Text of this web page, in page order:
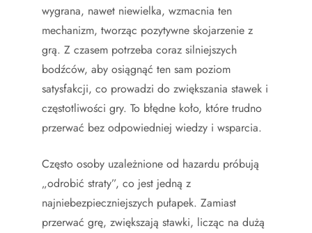
wygrana, nawet niewielka, wzmacnia ten
mechanizm, tworząc pozytywne skojarzenie z
grą. Z czasem potrzeba coraz silniejszych
bodźców, aby osiągnąć ten sam poziom
satysfakcji, co prowadzi do zwiększania stawek i
częstotliwości gry. To błędne koło, które trudno
przerwać bez odpowiedniej wiedzy i wsparcia.
Często osoby uzależnione od hazardu próbują
„odrobić straty”, co jest jedną z
najniebezpieczniejszych pułapek. Zamiast
przerwać grę, zwiększają stawki, licząc na dużą